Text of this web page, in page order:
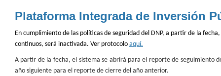
Plataforma Integrada de Inversión
En cumplimiento de las políticas de seguridad del DNP, a partir de la
continuos, será inactivada. Ver protocolo aquí.
A partir de la fecha, el sistema se abrirá para el reporte de seguimiento
año siguiente para el reporte de cierre del año anterior.